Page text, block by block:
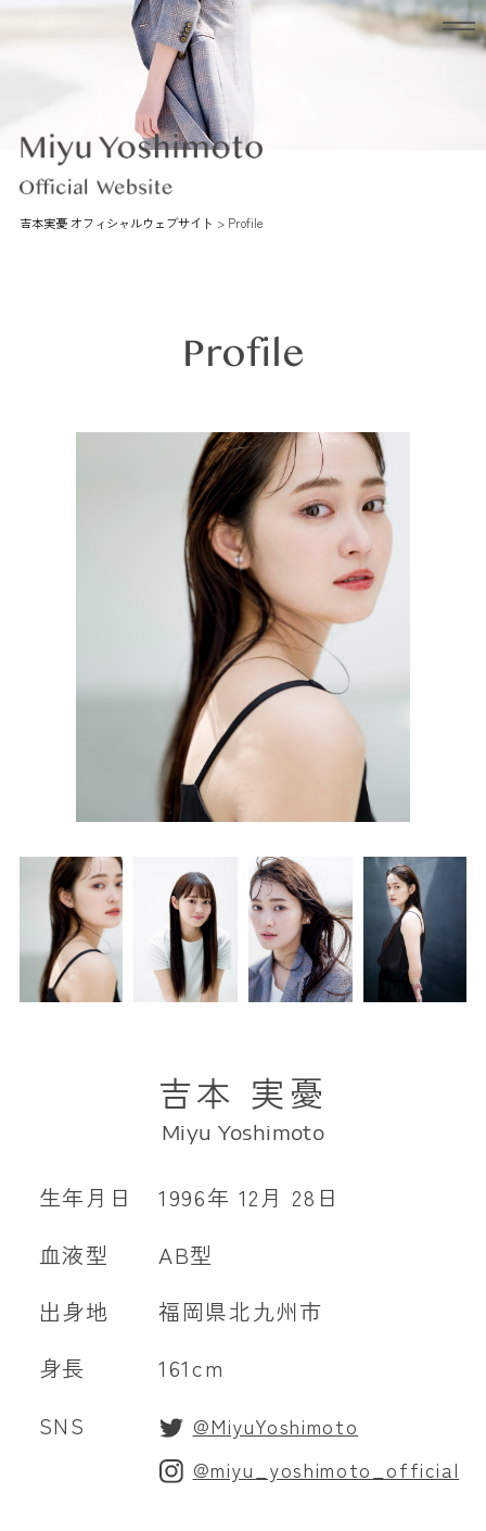
吉本実憂 オフィシャルウェブサイト > Profile
Profile
吉本 実憂
Miyu Yoshimoto
生年月日
1996年 12月 28日
血液型
AB型
出身地
福岡県北九州市
身長
161cm
SNS
@MiyuYoshimoto
@miyu_yoshimoto_official